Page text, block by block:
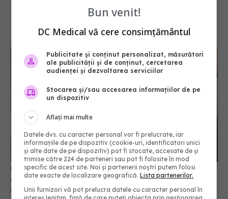
Ce înseamnă dacă ai diaree galbenă? Semnul de
alarmă pe care ți-l dă corpul
09 ian 2026, 14:39
Bun venit!
DC Medical vă cere consimțământul
Publicitate și conținut personalizat, măsurători
ale publicității și de conținut, cercetarea
audienței și dezvoltarea serviciilor
Stocarea și/sau accesarea informațiilor de pe
un dispozitiv
Aflați mai multe
Datele dvs. cu caracter personal vor fi prelucrate, iar
informațiile de pe dispozitiv (cookie-uri, identificatori unici
și alte date de pe dispozitiv) pot fi stocate, accesate de și
trimise către 224 de parteneri sau pot fi folosite în mod
specific de acest site. Noi și partenerii noștri putem folosi
date exacte de localizare geografică.Lista partenerilor.
Unii furnizori vă pot prelucra datele cu caracter personal în
interes legitim, față de care puteți obiecta prin gestionarea